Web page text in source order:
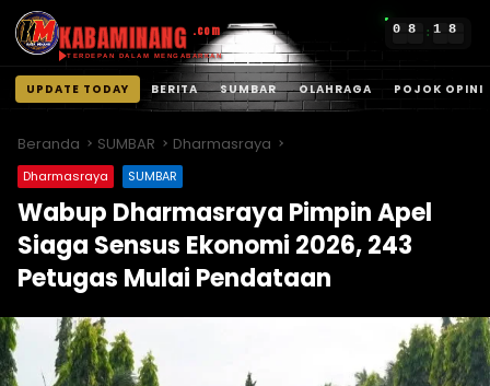
KABAMINANG .com
TERDEPAN DALAM MENGABARKAN
0 8 : 1 8
UPDATE TODAY BERITA SUMBAR OLAHRAGA POJOK OPINI
konten
Beranda SUMBAR Dharmasraya
Dharmasraya SUMBAR
Wabup Dharmasraya Pimpin Apel
Siaga Sensus Ekonomi 2026, 243
Petugas Mulai Pendataan